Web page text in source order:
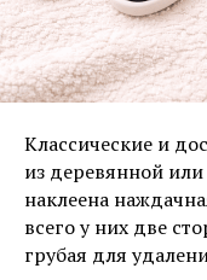
Классические и
из деревянной
наклеена
всего у них две
грубая для